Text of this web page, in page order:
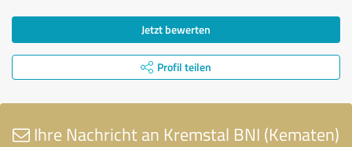
Jetzt bewerten
Profil teilen
Ihre Nachricht an Kremstal BNI (Kematen)